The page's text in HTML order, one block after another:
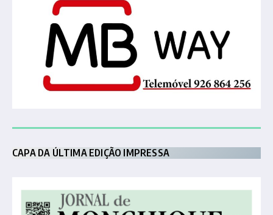
CAPA DA ÚLTIMA EDIÇÃO IMPRESSA